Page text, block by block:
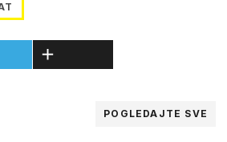
POGLEDAJTE SVE